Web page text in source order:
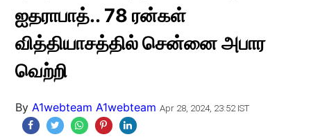
ஐதராபாத்.. 78 ரன்கள்
வித்தியாசத்தில் சென்னை அபார
வெற்றி
By A1webteam A1webteam Apr 28, 2024, 23:52 IST